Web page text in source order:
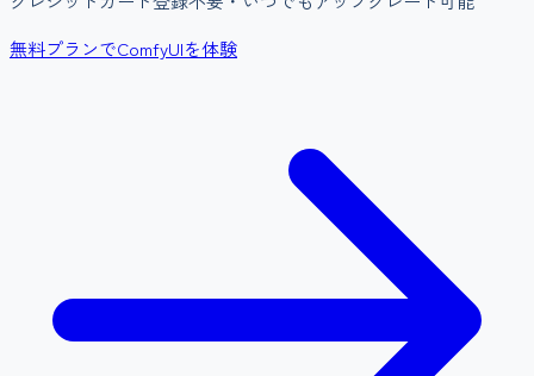
無料プランでComfyUIを体験